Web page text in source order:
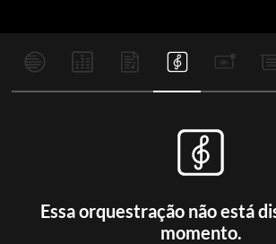
Essa orquestração não está
momento.